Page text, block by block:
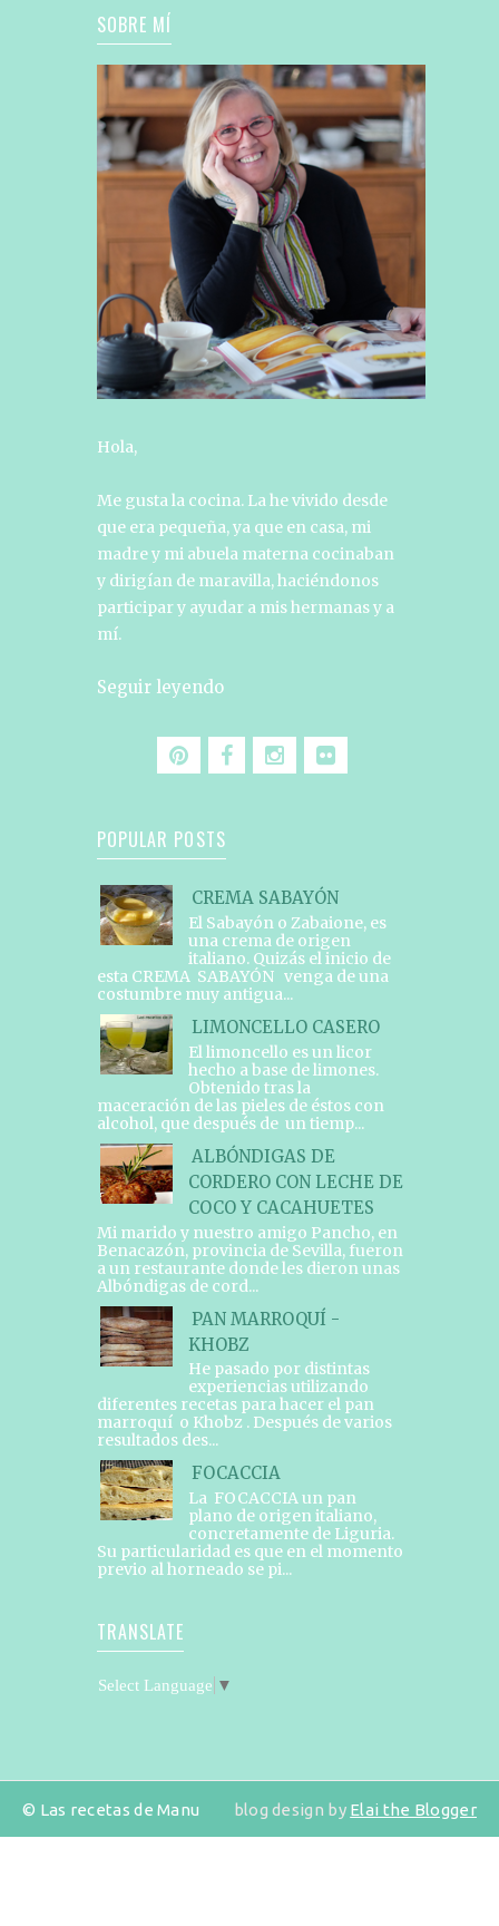
SOBRE MÍ
Hola,
Me gusta la cocina. La he vivido desde
que era pequeña, ya que en casa, mi
madre y mi abuela materna cocinaban
y dirigían de maravilla, haciéndonos
participar y ayudar a mis hermanas y a
mí.
Seguir leyendo
POPULAR POSTS
CREMA SABAYÓN
El Sabayón o Zabaione, es
una crema de origen
italiano. Quizás el inicio de
esta CREMA SABAYÓN venga de una
costumbre muy antigua...
LIMONCELLO CASERO
El limoncello es un licor
hecho a base de limones.
Obtenido tras la
maceración de las pieles de éstos con
alcohol, que después de un tiemp...
ALBÓNDIGAS DE
CORDERO CON LECHE DE
COCO Y CACAHUETES
Mi marido y nuestro amigo Pancho, en
Benacazón, provincia de Sevilla, fueron
a un restaurante donde les dieron unas
Albóndigas de cord...
PAN MARROQUÍ -
KHOBZ
He pasado por distintas
experiencias utilizando
diferentes recetas para hacer el pan
marroquí o Khobz . Después de varios
resultados des...
FOCACCIA
La FOCACCIA un pan
plano de origen italiano,
concretamente de Liguria.
Su particularidad es que en el momento
previo al horneado se pi...
TRANSLATE
Select Language ▼
© Las recetas de Manu blog design by Elai the Blogger